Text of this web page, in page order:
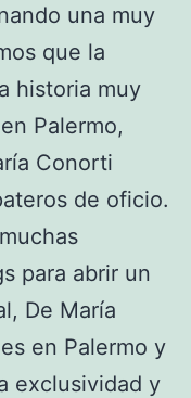
una muy
que la
historia muy
Palermo,
Conorti
de oficio.
para abrir un
De María
en Palermo y
exclusividad y